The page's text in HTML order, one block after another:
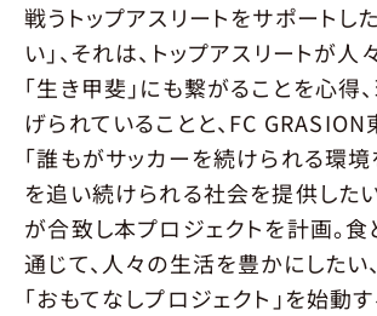
戦うトップアスリートをサポートし
い」、それは、トップアスリートが人
「生き甲斐」にも繋がることを心得
げられていることと、FC
「誰もがサッカーを続けられる環境
を追い続けられる社会を提供した
が合致し本プロジェクトを計画。食
通じて、人々の生活を豊かにしたい
「おもてなしプロジェクト」を始動